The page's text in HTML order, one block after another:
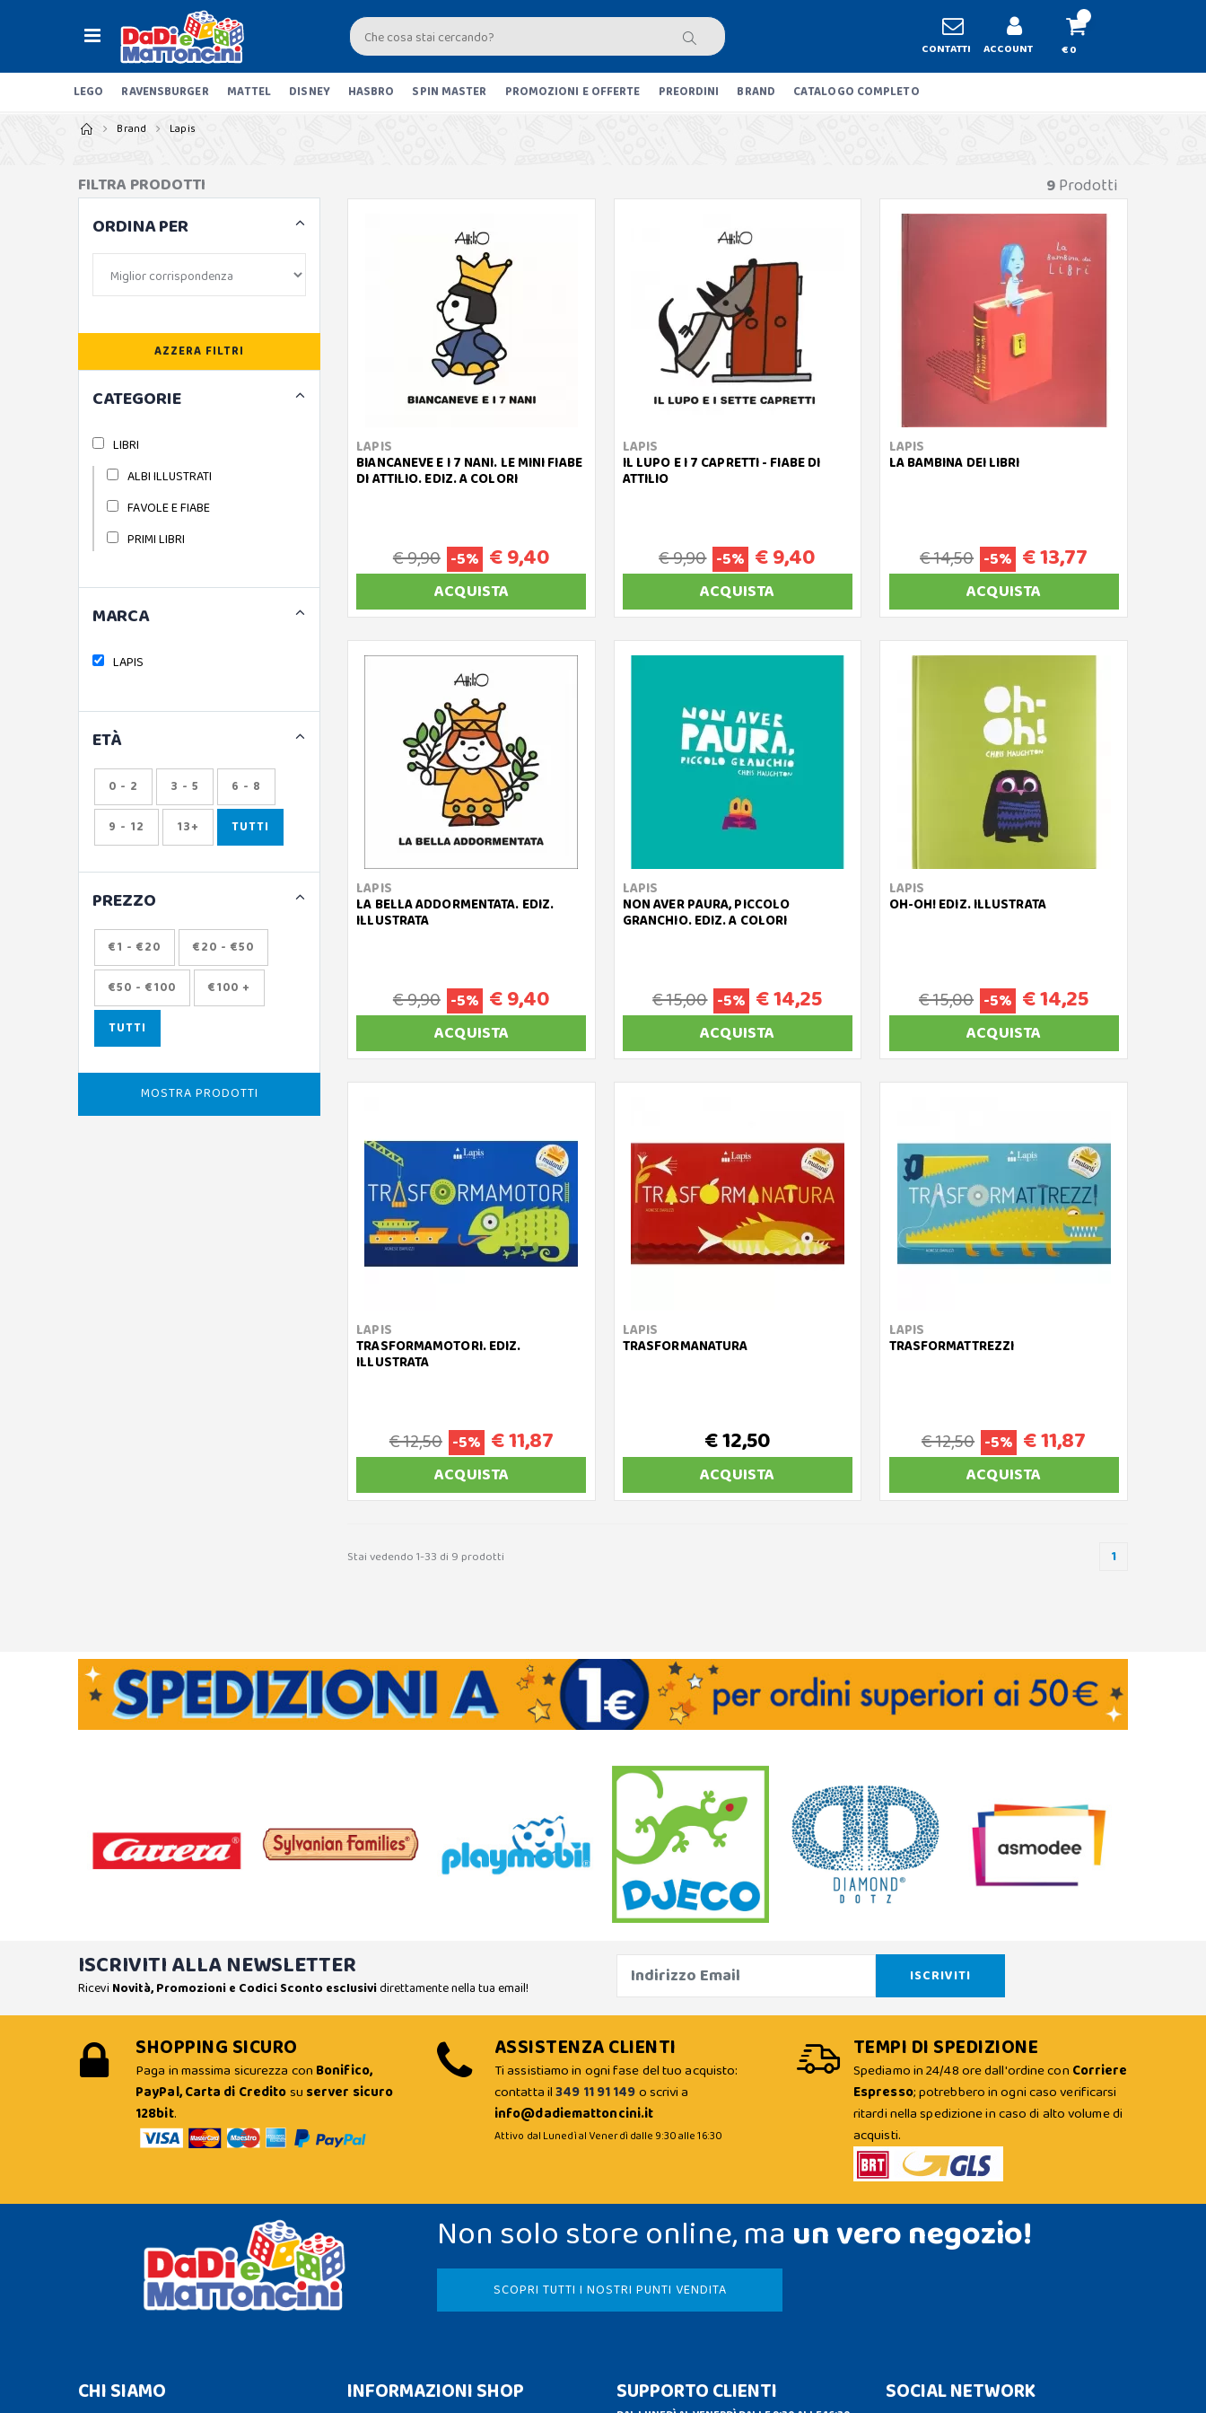
CONTATTI ACCOUNT € 0
LEGO RAVENSBURGER MATTEL DISNEY HASBRO SPIN MASTER PROMOZIONI E OFFERTE PREORDINI BRAND CATALOGO COMPLETO
Brand Lapis
9Prodotti
LAPIS
BIANCANEVE E I 7 NANI. LE MINI FIABE
DI ATTILIO. EDIZ. A COLORI
€ 9,90 -5% € 9,40
ACQUISTA
LAPIS
IL LUPO E I 7 CAPRETTI - FIABE DI
ATTILIO
€ 9,90 -5% € 9,40
ACQUISTA
LAPIS
LA BAMBINA DEI LIBRI
€ 14,50 -5% € 13,77
ACQUISTA
LAPIS
LA BELLA ADDORMENTATA. EDIZ.
ILLUSTRATA
€ 9,90 -5% € 9,40
ACQUISTA
LAPIS
NON AVER PAURA, PICCOLO
GRANCHIO. EDIZ. A COLORI
€ 15,00 -5% € 14,25
ACQUISTA
LAPIS
OH-OH! EDIZ. ILLUSTRATA
€ 15,00 -5% € 14,25
ACQUISTA
LAPIS
TRASFORMAMOTORI. EDIZ.
ILLUSTRATA
€ 12,50 -5% € 11,87
ACQUISTA
LAPIS
TRASFORMANATURA
€ 12,50
ACQUISTA
LAPIS
TRASFORMATTREZZI
€ 12,50 -5% € 11,87
ACQUISTA
Stai vedendo 1-33 di 9 prodotti 1
FILTRA PRODOTTI
ORDINA PER
AZZERA FILTRI
CATEGORIE
LIBRI
ALBI ILLUSTRATI
FAVOLE E FIABE
PRIMI LIBRI
MARCA
LAPIS
ETÀ
0 - 2 3 - 5 6 - 8
9 - 12 13+ TUTTI
PREZZO
€1 - €20 €20 - €50
€50 - €100 €100 +
TUTTI
MOSTRA PRODOTTI
ISCRIVITI ALLA NEWSLETTER
Ricevi Novità, Promozioni e Codici Sconto esclusividirettamente nella tua email!
SHOPPING SICURO
Paga in massima sicurezza con Bonifico,
PayPal, Carta di Creditosu server sicuro
128bit.
ASSISTENZA CLIENTI
Ti assistiamo in ogni fase del tuo acquisto:
contatta il349 11 91 149o scrivi a
info@dadiemattoncini.it
Attivo dal Lunedì al Venerdì dalle 9:30 alle 16:30
TEMPI DI SPEDIZIONE
Spediamo in 24/48 ore dall'ordine con Corriere
Espresso; potrebbero in ogni caso verificarsi
ritardi nella spedizione in caso di alto volume di
acquisti.
Non solo store online, ma un vero negozio!
SCOPRI TUTTI I NOSTRI PUNTI VENDITA
CHI SIAMO INFORMAZIONI SHOP SUPPORTO CLIENTI SOCIAL NETWORK